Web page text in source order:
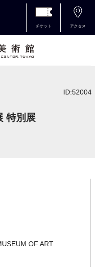
チケット アクセス
ID:52004
特別展
OF ART